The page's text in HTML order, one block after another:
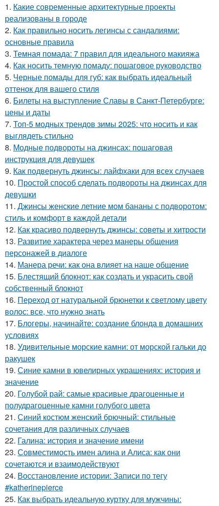
1. Какие современные архитектурные проекты
реализованы в городе
2. Как правильно носить легинсы с сандалиями:
основные правила
3. Темная помада: 7 правил для идеального макияжа
4. Как носить темную помаду: пошаговое руководство
5. Черные помады для губ: как выбрать идеальный
оттенок для вашего стиля
6. Билеты на выступление Славы в Санкт-Петербурге:
цены и даты
7. Топ-5 модных трендов зимы 2025: что носить и как
выглядеть стильно
8. Модные подвороты на джинсах: пошаговая
инструкция для девушек
9. Как подвернуть джинсы: лайфхаки для всех случаев
10. Простой способ сделать подвороты на джинсах для
девушки
11. Джинсы женские летние мом бананы с подворотом:
стиль и комфорт в каждой детали
12. Как красиво подвернуть джинсы: советы и хитрости
13. Развитие характера через манеры общения
персонажей в диалоге
14. Манера речи: как она влияет на наше общение
15. Блестящий блокнот: как создать и украсить свой
собственный блокнот
16. Переход от натуральной брюнетки к светлому цвету
волос: все, что нужно знать
17. Блогеры, начинайте: создание блонда в домашних
условиях
18. Удивительные морские камни: от морской гальки до
ракушек
19. Синие камни в ювелирных украшениях: история и
значение
20. Голубой рай: самые красивые драгоценные и
полудрагоценные камни голубого цвета
21. Синий костюм женский брючный: стильные
сочетания для различных случаев
22. Галина: история и значение имени
23. Совместимость имен алина и Алиса: как они
сочетаются и взаимодействуют
24. Восстановление истории: Записи по тегу
#katherinepierce
25. Как выбрать идеальную куртку для мужчины: